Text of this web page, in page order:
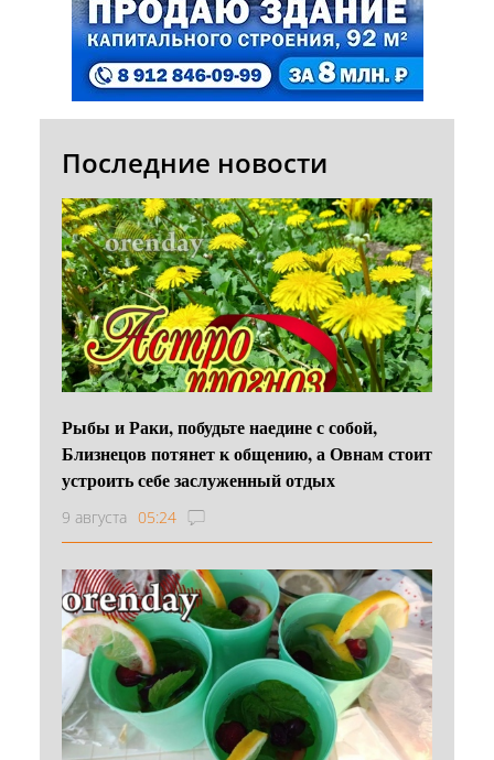
Последние новости
Рыбы и Раки, побудьте наедине с собой,
Близнецов потянет к общению, а Овнам стоит
устроить себе заслуженный отдых
9 августа 05:24